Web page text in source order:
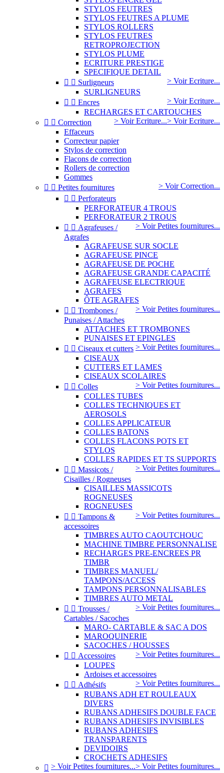
STYLOS FEUTRES
STYLOS FEUTRES A PLUME
STYLOS ROLLERS
STYLOS FEUTRES
RETROPROJECTION
STYLOS PLUME
ECRITURE PRESTIGE
SPECIFIQUE DETAIL
> Voir Ecriture...
  Surligneurs
SURLIGNEURS
> Voir Ecriture...
  Encres
RECHARGES ET CARTOUCHES
> Voir Ecriture...
> Voir Ecriture...
  Correction
Effaceurs
Correcteur papier
Stylos de correction
Flacons de correction
Rollers de correction
Gommes
> Voir Correction...
  Petites fournitures
  Perforateurs
PERFORATEUR 4 TROUS
PERFORATEUR 2 TROUS
> Voir Petites fournitures...
  Agrafeuses /
Agrafes
AGRAFEUSE SUR SOCLE
AGRAFEUSE PINCE
AGRAFEUSE DE POCHE
AGRAFEUSE GRANDE CAPACITÉ
AGRAFEUSE ELECTRIQUE
AGRAFES
ÔTE AGRAFES
> Voir Petites fournitures...
  Trombones /
Punaises / Attaches
ATTACHES ET TROMBONES
PUNAISES ET EPINGLES
> Voir Petites fournitures...
  Ciseaux et cutters
CISEAUX
CUTTERS ET LAMES
CISEAUX SCOLAIRES
> Voir Petites fournitures...
  Colles
COLLES TUBES
COLLES TECHNIQUES ET
AEROSOLS
COLLES APPLICATEUR
COLLES BATONS
COLLES FLACONS POTS ET
STYLOS
COLLES RAPIDES ET TS SUPPORTS
> Voir Petites fournitures...
  Massicots /
Cisailles / Rogneuses
CISAILLES MASSICOTS
ROGNEUSES
ROGNEUSES
> Voir Petites fournitures...
  Tampons &
accessoires
TIMBRES AUTO CAOUTCHOUC
MACHINE TIMBRE PERSONNALISE
RECHARGES PRE-ENCREES PR
TIMBR
TIMBRES MANUEL/
TAMPONS/ACCESS
TAMPONS PERSONNALISABLES
TIMBRES AUTO METAL
> Voir Petites fournitures...
  Trousses /
Cartables / Sacoches
MARO- CARTABLE & SAC A DOS
MAROQUINERIE
SACOCHES / HOUSSES
> Voir Petites fournitures...
  Accessoires
LOUPES
Ardoises et accessoires
> Voir Petites fournitures...
  Adhésifs
RUBANS ADH ET ROULEAUX
DIVERS
RUBANS ADHESIFS DOUBLE FACE
RUBANS ADHESIFS INVISIBLES
RUBANS ADHESIFS
TRANSPARENTS
DEVIDOIRS
CROCHETS ADHESIFS
> Voir Petites fournitures...
> Voir Petites fournitures...
